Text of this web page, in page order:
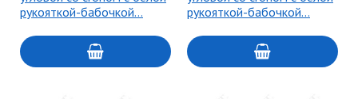
рукояткой-бабочкой…
рукояткой-бабочкой…